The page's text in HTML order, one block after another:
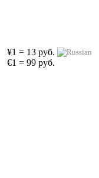
¥1 = 13 руб.
€1 = 99 руб.